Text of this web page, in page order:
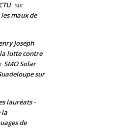
sur
maux de
Joseph
lutte contre
SMO Solar
sur
lauréats -
la
de